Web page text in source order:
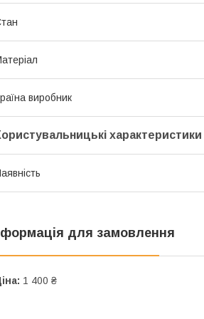
виробник
характеристики
для замовлення
1 400 ₴